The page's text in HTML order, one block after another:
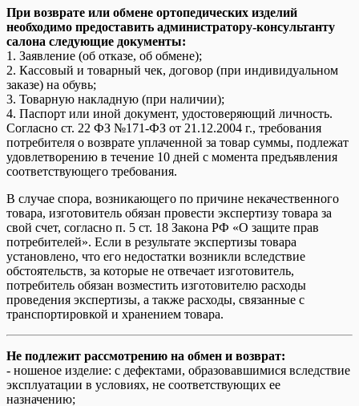
При возврате или обмене ортопедических изделий
необходимо предоставить администратору-консультанту
салона следующие документы:
1. Заявление (об отказе, об обмене);
2. Кассовый и товарный чек, договор (при индивидуальном
заказе) на обувь;
3. Товарную накладную (при наличии);
4. Паспорт или иной документ, удостоверяющий личность.
Согласно ст. 22 ФЗ №171-ФЗ от 21.12.2004 г., требования
потребителя о возврате уплаченной за товар суммы, подлежат
удовлетворению в течение 10 дней с момента предъявления
соответствующего требования.
В случае спора, возникающего по причине некачественного
товара, изготовитель обязан провести экспертизу товара за
свой счет, согласно п. 5 ст. 18 Закона РФ «О защите прав
потребителей». Если в результате экспертизы товара
установлено, что его недостатки возникли вследствие
обстоятельств, за которые не отвечает изготовитель,
потребитель обязан возместить изготовителю расходы
проведения экспертизы, а также расходы, связанные с
транспортировкой и хранением товара.
Не подлежит рассмотрению на обмен и возврат:
- ношеное изделие: с дефектами, образовавшимися вследствие
эксплуатации в условиях, не соответствующих ее
назначению;